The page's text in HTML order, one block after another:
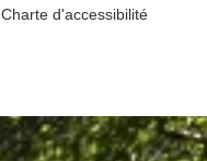
Charte d'accessibilité